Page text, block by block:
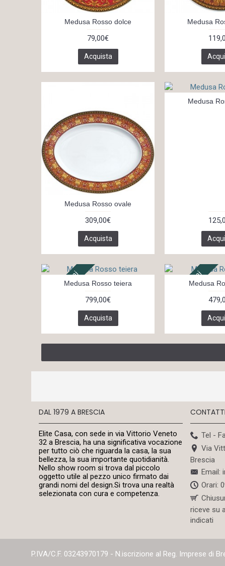
Medusa Rosso dolce
79,00€
Acquista
Medusa
Medusa Rosso ovale
309,00€
Acquista
Medusa
In 14 giorniMedusa Rosso teiera
799,00€
Acquista
In 14 giorni
Medusa
DAL 1979 A BRESCIA
Elite Casa, con sede in via Vittorio Veneto
32 a Brescia, ha una significativa vocazione
per tutto ciò che riguarda la casa, la sua
bellezza, la sua importante quotidianità.
Nello show room si trova dal piccolo
oggetto utile al pezzo unico firmato dai
grandi nomi del design.Si trova una realtà
selezionata con cura e competenza.
CONTATTI
Tel -
Via
Brescia
Email:
Orari:
riceve su
indicati
P.IVA/C.F. 03243970179 - N.iscrizione al Reg. Imprese di